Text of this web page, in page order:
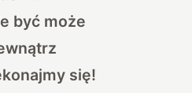
być może
się!